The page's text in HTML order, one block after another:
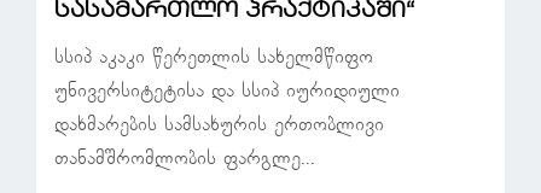
სასამართლო პრაქტიკაში“
სსიპ აკაკი წერეთლის სახელმწიფო
უნივერსიტეტისა და სსიპ იურიდიული
დახმარების სამსახურის ერთობლივი
თანამშრომლობის ფარგლე...